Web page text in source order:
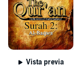
Vista previa